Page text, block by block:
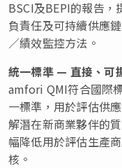
BSCI及BEPI的報告，
負責任及可持續供應
／績效監控方法。
統一標準 — 直接、可
amfori QMI符合國際
一標準，用於評估供
解潛在新商業夥伴的
幅降低用於評估生產
核。